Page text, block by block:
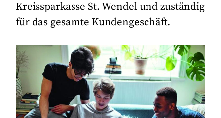
Kreissparkasse St. Wendel und zuständig
für das gesamte Kundengeschäft.